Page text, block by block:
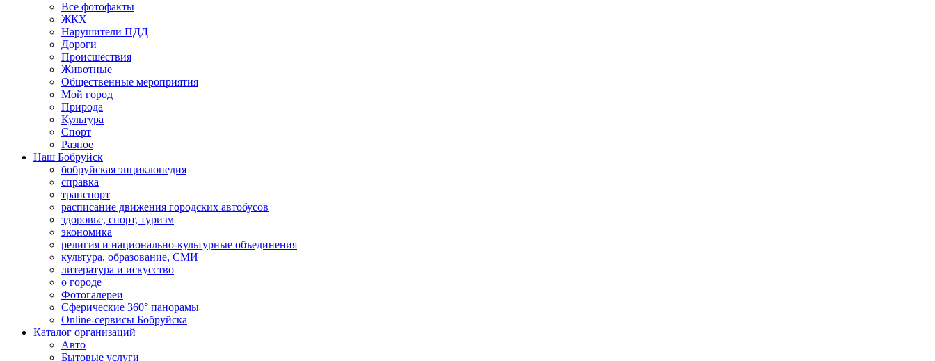
Все фотофакты
ЖКХ
Нарушители ПДД
Дороги
Происшествия
Животные
Общественные мероприятия
Мой город
Природа
Культура
Спорт
Разное
Наш Бобруйск
бобруйская энциклопедия
справка
транспорт
расписание движения городских автобусов
здоровье, спорт, туризм
экономика
религия и национально-культурные объединения
культура, образование, СМИ
литература и искусство
о городе
Фотогалереи
Сферические 360° панорамы
Online-сервисы Бобруйска
Каталог организаций
Авто
Бытовые услуги